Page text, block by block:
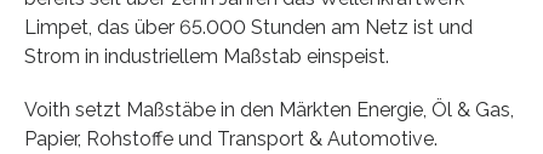
Limpet, das über 65.000 Stunden am Netz ist und
Strom in industriellem Maßstab einspeist.
Voith setzt Maßstäbe in den Märkten Energie, Öl & Gas,
Papier, Rohstoffe und Transport & Automotive.